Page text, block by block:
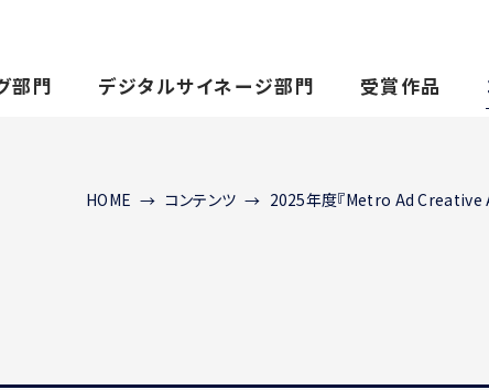
部門 デジタルサイネージ部門 受賞作品
HOME コンテンツ 2025年度『Metro Ad Creative